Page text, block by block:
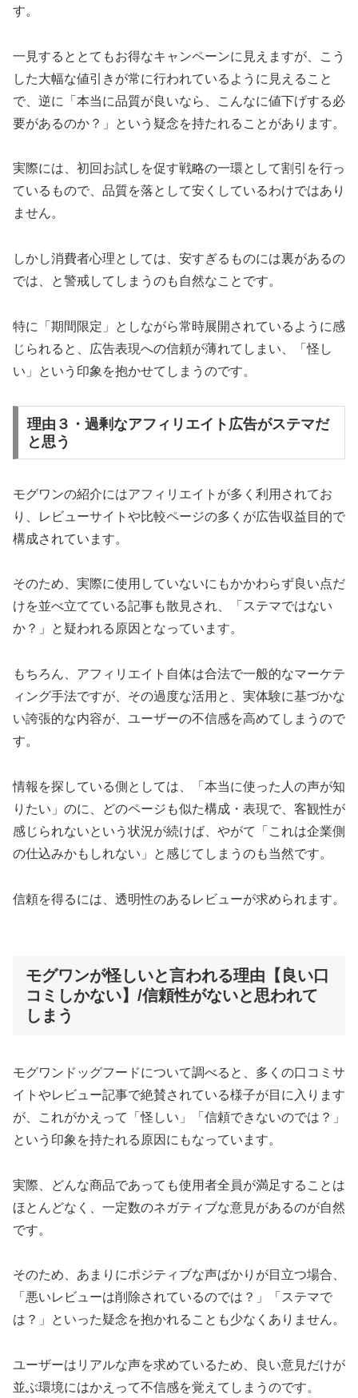
す。
一見するととてもお得なキャンペーンに見えますが、こう
した大幅な値引きが常に行われているように見えること
で、逆に「本当に品質が良いなら、こんなに値下げする必
要があるのか？」という疑念を持たれることがあります。
実際には、初回お試しを促す戦略の一環として割引を行っ
ているもので、品質を落として安くしているわけではあり
ません。
しかし消費者心理としては、安すぎるものには裏があるの
では、と警戒してしまうのも自然なことです。
特に「期間限定」としながら常時展開されているように感
じられると、広告表現への信頼が薄れてしまい、「怪し
い」という印象を抱かせてしまうのです。
理由３・過剰なアフィリエイト広告がステマだ
と思う
モグワンの紹介にはアフィリエイトが多く利用されてお
り、レビューサイトや比較ページの多くが広告収益目的で
構成されています。
そのため、実際に使用していないにもかかわらず良い点だ
けを並べ立てている記事も散見され、「ステマではない
か？」と疑われる原因となっています。
もちろん、アフィリエイト自体は合法で一般的なマーケテ
ィング手法ですが、その過度な活用と、実体験に基づかな
い誇張的な内容が、ユーザーの不信感を高めてしまうので
す。
情報を探している側としては、「本当に使った人の声が知
りたい」のに、どのページも似た構成・表現で、客観性が
感じられないという状況が続けば、やがて「これは企業側
の仕込みかもしれない」と感じてしまうのも当然です。
信頼を得るには、透明性のあるレビューが求められます。
モグワンが怪しいと言われる理由【良い口
コミしかない】/信頼性がないと思われて
しまう
モグワンドッグフードについて調べると、多くの口コミサ
イトやレビュー記事で絶賛されている様子が目に入ります
が、これがかえって「怪しい」「信頼できないのでは？」
という印象を持たれる原因にもなっています。
実際、どんな商品であっても使用者全員が満足することは
ほとんどなく、一定数のネガティブな意見があるのが自然
です。
そのため、あまりにポジティブな声ばかりが目立つ場合、
「悪いレビューは削除されているのでは？」「ステマで
は？」といった疑念を抱かれることも少なくありません。
ユーザーはリアルな声を求めているため、良い意見だけが
並ぶ環境にはかえって不信感を覚えてしまうのです。